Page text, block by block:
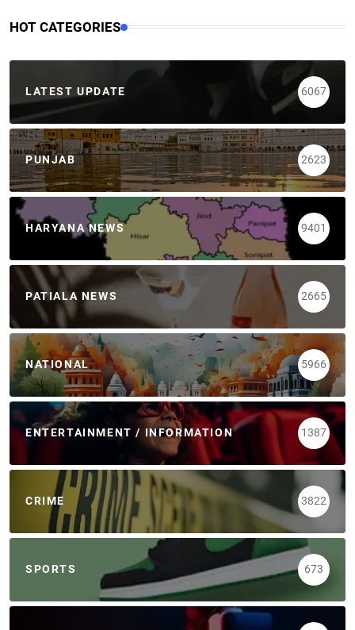
HOT CATEGORIES
LATEST UPDATE 6067
PUNJAB 2623
HARYANA NEWS 9401
PATIALA NEWS 2665
NATIONAL 5966
ENTERTAINMENT / INFORMATION 1387
CRIME 3822
SPORTS 673